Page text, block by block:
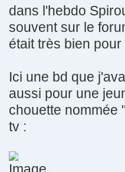
dans l'hebdo
souvent sur le
était très bien
Ici une bd que
aussi pour une
chouette nommée
tv :